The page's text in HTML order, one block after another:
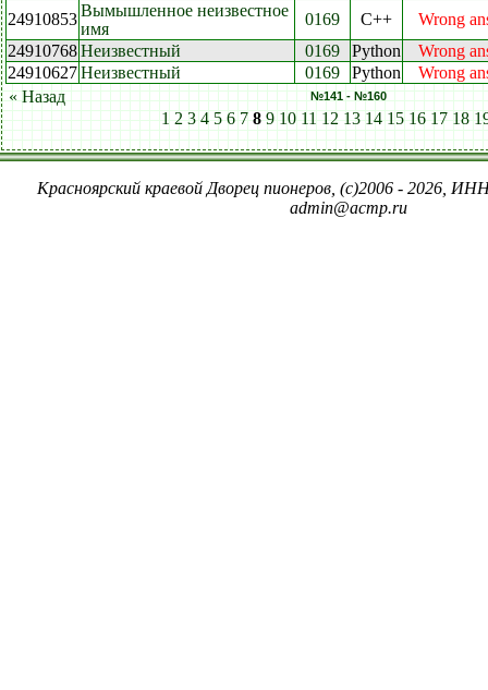
24910853Вымышленное неизвестное
имя
0169 C++
Wrong
24910768Неизвестный 0169 Python
Wrong
24910627Неизвестный 0169 Python
Wrong
« Назад
№141 - №160
1 2 3 4 5 6 7 8 9 10 11 12 13 14 15 16 17 18
Красноярский краевой Дворец пионеров, (c)2006 - 2026,
admin@acmp.ru